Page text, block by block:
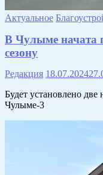
Актуальное
В Чулыме начата
сезону
Редакция 18.07.2024
Будет установлено
Чулыме-3